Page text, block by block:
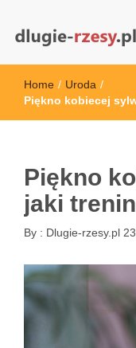
dlugie-rzesy.pl
Home / Uroda /
Piękno kobiecej
Piękno
jaki
By : Dlugie-rzesy.pl